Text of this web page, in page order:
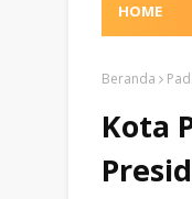
HOME
Beranda
Kota